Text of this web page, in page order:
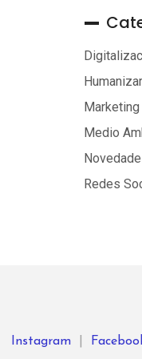
Medio
Redes
Instagram